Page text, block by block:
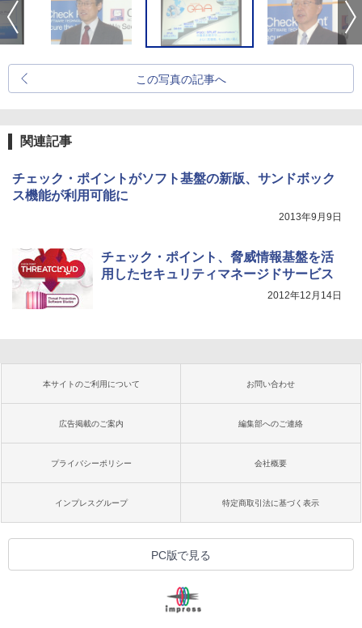
この写真の記事へ
関連記事
チェック・ポイントがソフト基盤の新版、サンドボック
ス機能が利用可能に
2013年9月9日
チェック・ポイント、脅威情報基盤を活
用したセキュリティマネージドサービス
2012年12月14日
本サイトのご利用について お問い合わせ
広告掲載のご案内 編集部へのご連絡
プライバシーポリシー 会社概要
インプレスグループ 特定商取引法に基づく表示
PC版で見る